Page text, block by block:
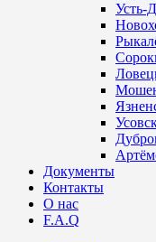
Усть-
Документы
Контакты
О нас
F.A.Q